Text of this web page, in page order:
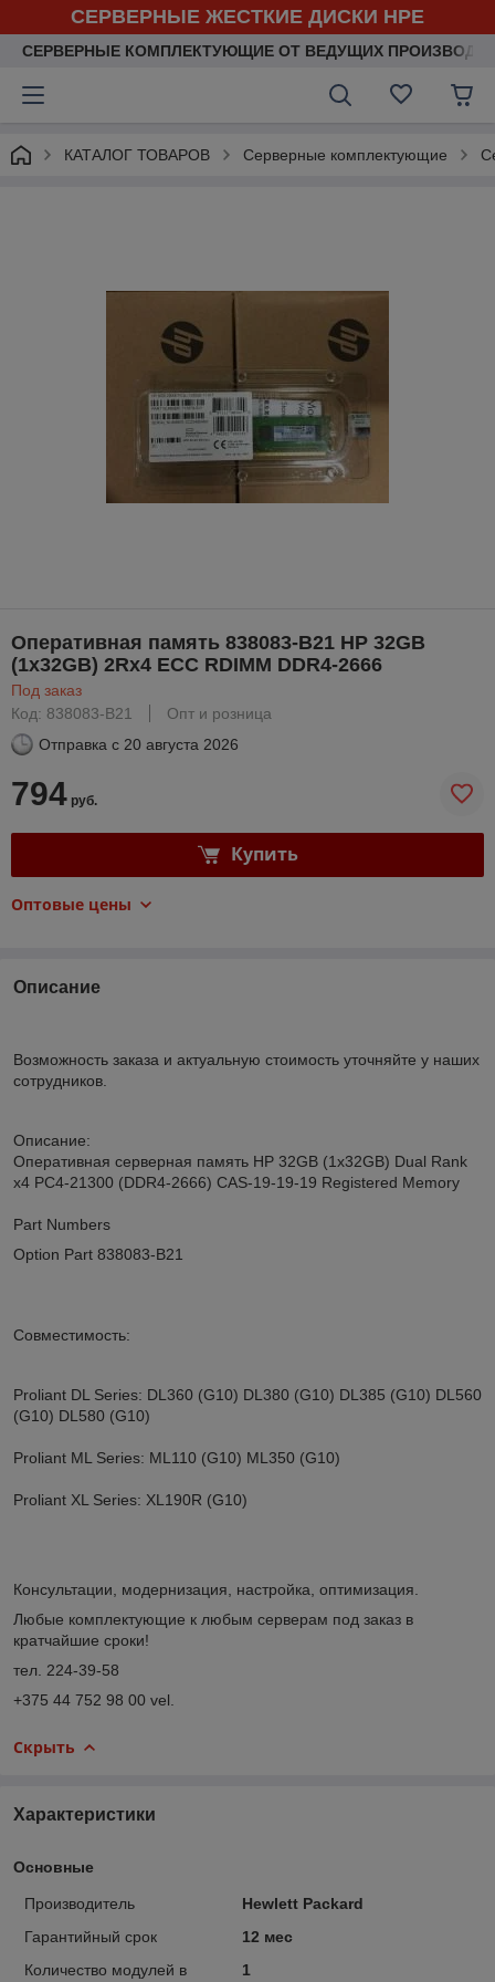
СЕРВЕРНЫЕ ЖЕСТКИЕ ДИСКИ HPE
СЕРВЕРНЫЕ КОМПЛЕКТУЮЩИЕ ОТ ВЕДУЩИХ
КАТАЛОГ ТОВАРОВ Серверные комплектующие
Оперативная память 838083-B21 HP 32GB
(1x32GB) 2Rx4 ECC RDIMM DDR4-2666
Под заказ
Код: 838083-B21
Опт и розница
Отправка с 20 августа 2026
794 руб.
Купить
Оптовые цены
Описание
Возможность заказа и актуальную стоимость уточняйте у наших
сотрудников.
Описание:
Оперативная серверная память HP 32GB (1x32GB) Dual Rank
x4 PC4-21300 (DDR4-2666) CAS-19-19-19 Registered Memory
Part Numbers
Option Part 838083-B21
Совместимость:
Proliant DL Series: DL360 (G10) DL380 (G10) DL385 (G10) DL560
(G10) DL580 (G10)
Proliant ML Series: ML110 (G10) ML350 (G10)
Proliant XL Series: XL190R (G10)
Консультации, модернизация, настройка, оптимизация.
Любые комплектующие к любым серверам под заказ в
кратчайшие сроки!
тел. 224-39-58
+375 44 752 98 00 vel.
Скрыть
Характеристики
Основные
Производитель
Hewlett Packard
Гарантийный срок
12 мес
Количество модулей в
1